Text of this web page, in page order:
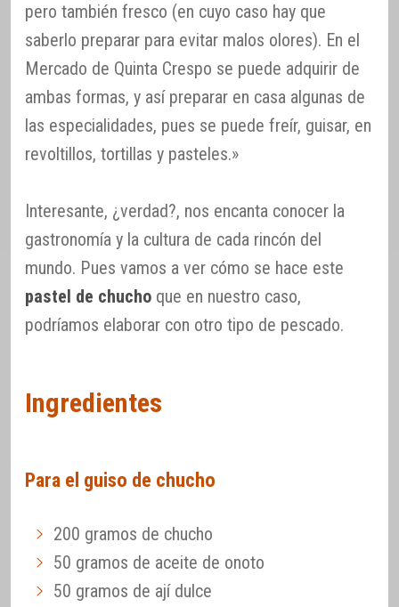
pero también fresco (en cuyo caso hay que
saberlo preparar para evitar malos olores). En el
Mercado de Quinta Crespo se puede adquirir de
ambas formas, y así preparar en casa algunas de
las especialidades, pues se puede freír, guisar, en
revoltillos, tortillas y pasteles.»
Interesante, ¿verdad?, nos encanta conocer la
gastronomía y la cultura de cada rincón del
mundo. Pues vamos a ver cómo se hace este
pastel de chucho que en nuestro caso,
podríamos elaborar con otro tipo de pescado.
Ingredientes
Para el guiso de chucho
200 gramos de chucho
50 gramos de aceite de onoto
50 gramos de ají dulce